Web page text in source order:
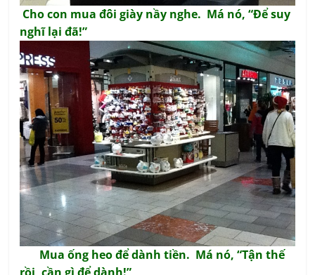
Cho con mua đôi giày nầy nghe. Má nó, “Để suy
nghĩ lại đã!”
Mua ống heo để dành tiền. Má nó, “Tận thế